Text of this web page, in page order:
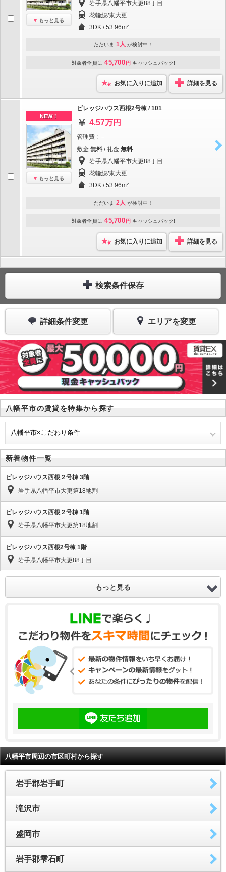
もっと見る
岩手県八幡平市大更88丁目
花輪線/東大更
3DK / 53.96m²
ただいま 1人 が検討中！
対象者全員に 45,700 円 キャッシュバック!
お気に入りに追加 詳細を見る
NEW！
もっと見る
ビレッジハウス西根2号棟 / 101
4.57万円
管理費 : －
敷金 無料 / 礼金 無料
岩手県八幡平市大更88丁目
花輪線/東大更
3DK / 53.96m²
ただいま 2人 が検討中！
対象者全員に 45,700 円 キャッシュバック!
お気に入りに追加 詳細を見る
検索条件保存
詳細条件変更 エリアを変更
八幡平市の賃貸を特集から探す
八幡平市×こだわり条件
新着物件一覧
ビレッジハウス西根２号棟 3階
岩手県八幡平市大更第18地割
ビレッジハウス西根２号棟 1階
岩手県八幡平市大更第18地割
ビレッジハウス西根2号棟 1階
岩手県八幡平市大更88丁目
もっと見る
八幡平市周辺の市区町村から探す
岩手郡岩手町
滝沢市
盛岡市
岩手郡雫石町